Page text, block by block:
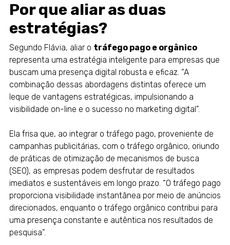
Por que aliar as duas
estratégias?
Segundo Flávia, aliar o tráfego pago e orgânico
representa uma estratégia inteligente para empresas que
buscam uma presença digital robusta e eficaz. “A
combinação dessas abordagens distintas oferece um
leque de vantagens estratégicas, impulsionando a
visibilidade on-line e o sucesso no marketing digital”.
Ela frisa que, ao integrar o tráfego pago, proveniente de
campanhas publicitárias, com o tráfego orgânico, oriundo
de práticas de otimização de mecanismos de busca
(SEO), as empresas podem desfrutar de resultados
imediatos e sustentáveis em longo prazo. “O tráfego pago
proporciona visibilidade instantânea por meio de anúncios
direcionados, enquanto o tráfego orgânico contribui para
uma presença constante e autêntica nos resultados de
pesquisa”.